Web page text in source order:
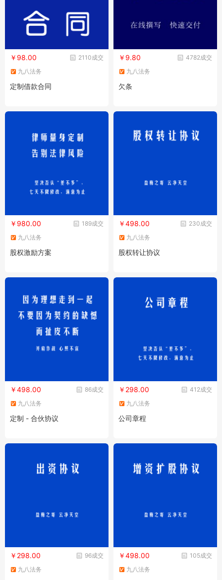
2110成交
￥98.00
九八法务
定制借款合同
4782成交
￥9.80
九八法务
欠条
189成交
￥980.00
九八法务
股权激励方案
230成交
￥498.00
九八法务
股权转让协议
86成交
￥498.00
九八法务
定制 - 合伙协议
412成交
￥298.00
九八法务
公司章程
96成交
￥298.00
九八法务
105成交
￥498.00
九八法务